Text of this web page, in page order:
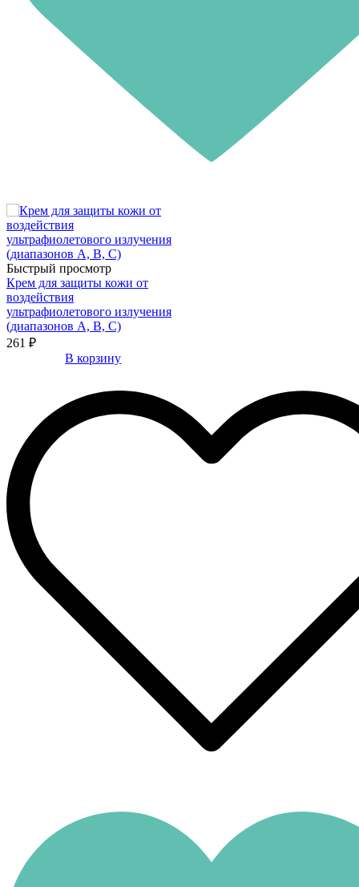
Быстрый просмотр
Крем для защиты кожи от
воздействия
ультрафиолетового излучения
(диапазонов A, B, C)
261 ₽
В корзину